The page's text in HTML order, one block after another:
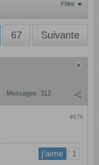
Filtre
67 Suivante
Messages: 312
#676
j'aime 1